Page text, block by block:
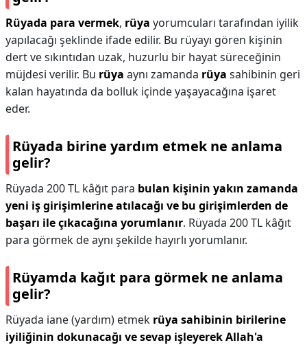
Rüyada para vermek, rüya yorumcuları tarafından iyilik
yapılacağı şeklinde ifade edilir. Bu rüyayı gören kişinin
dert ve sıkıntıdan uzak, huzurlu bir hayat süreceğinin
müjdesi verilir. Bu rüya aynı zamanda rüya sahibinin geri
kalan hayatında da bolluk içinde yaşayacağına işaret
eder.
Rüyada birine yardım etmek ne anlama
gelir?
Rüyada 200 TL kâğıt para bulan kişinin yakın zamanda
yeni iş girişimlerine atılacağı ve bu girişimlerden de
başarı ile çıkacağına yorumlanır. Rüyada 200 TL kâğıt
para görmek de aynı şekilde hayırlı yorumlanır.
Rüyamda kağıt para görmek ne anlama
gelir?
Rüyada iane (yardım) etmek rüya sahibinin birilerine
iyiliğinin dokunacağı ve sevap işleyerek Allah'a